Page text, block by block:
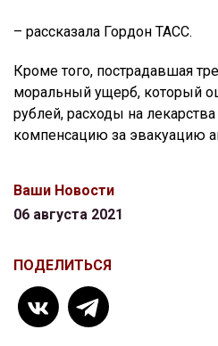
– рассказала Гордон ТАСС.
Кроме того, пострадавшая
моральный ущерб, который
рублей, расходы на
компенсацию за эвакуацию
Ваши Новости
06 августа 2021
ПОДЕЛИТЬСЯ